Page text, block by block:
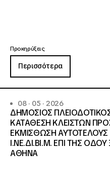
Προκηρύξεις
Περισσότερα
08 · 05 · 2026
ΔΗΜΟΣΙΟΣ
ΚΑΤΑΘΕΣΗ ΚΛΕΙΣΤΩΝ
ΕΚΜΙΣΘΩΣΗ ΑΥΤΟΤΕΛΟΥΣ
Ι.ΝΕ.ΔΙ.ΒΙ.Μ. ΕΠΙ ΤΗΣ
ΑΘΗΝΑ